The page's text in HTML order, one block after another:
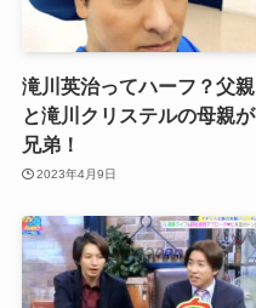
滝川英治ってハーフ？父親
と滝川クリステルの母親が
兄弟！
2023年4月9日